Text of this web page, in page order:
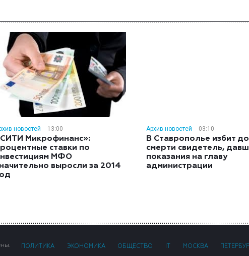
новостей 13:00
Микрофинанс»:
ставки по
МФО
выросли за 2014
Архив новостей 03:10
В Ставрополье избит до
смерти свидетель,
показания на главу
администрации
ПОЛИТИКА ЭКОНОМИКА ОБЩЕСТВО МОСКВА